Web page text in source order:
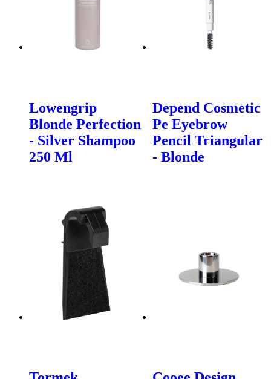
Lowengrip
Blonde Perfection
- Silver Shampoo
250 Ml
Depend Cosmetic
Pe Eyebrow
Pencil Triangular
- Blonde